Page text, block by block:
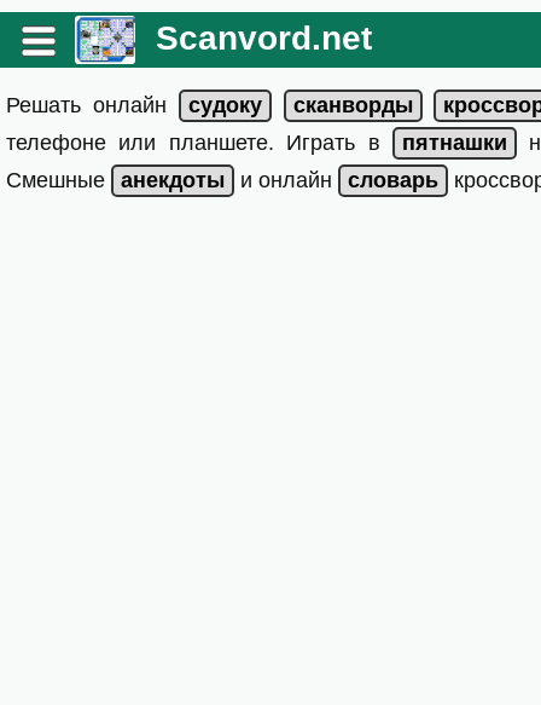
Scanvord.net
Решать онлайн
телефоне или планшете. Играть в
Смешные
и онлайн